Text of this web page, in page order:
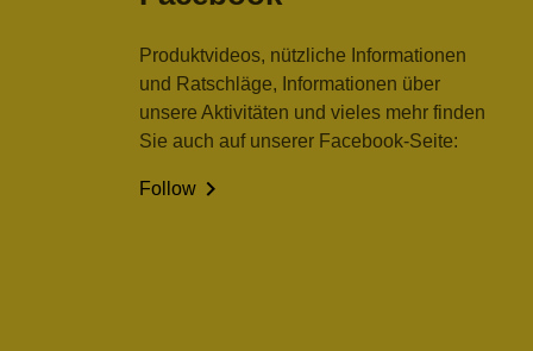
Produktvideos, nützliche Informationen
und Ratschläge, Informationen über
unsere Aktivitäten und vieles mehr finden
Sie auch auf unserer Facebook-Seite:
Follow 